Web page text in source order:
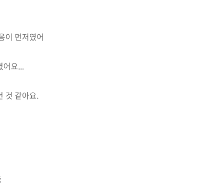
이 먼저였어
어요...
것 같아요.